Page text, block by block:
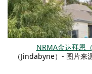
NRMA金达拜恩
（Jindabyne）- 图片